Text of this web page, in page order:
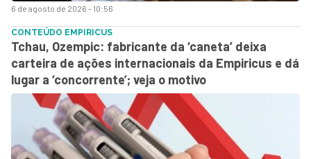
6 de agosto de 2026 - 10:56
CONTEÚDO EMPIRICUS
Tchau, Ozempic: fabricante da ‘caneta’ deixa
carteira de ações internacionais da Empiricus e dá
lugar a ‘concorrente’; veja o motivo